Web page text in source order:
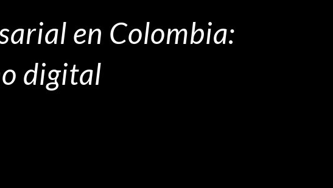
en Colombia:
digital